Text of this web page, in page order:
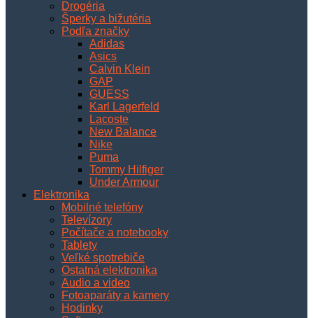
Drogéria
Šperky a bižutéria
Podľa značky
Adidas
Asics
Calvin Klein
GAP
GUESS
Karl Lagerfeld
Lacoste
New Balance
Nike
Puma
Tommy Hilfiger
Under Armour
Elektronika
Mobilné telefóny
Televízory
Počítače a notebooky
Tablety
Veľké spotrebiče
Ostatná elektronika
Audio a video
Fotoaparáty a kamery
Hodinky